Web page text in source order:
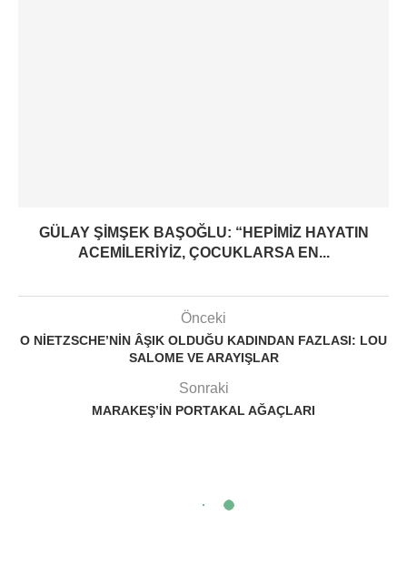
GÜLAY ŞIMŞEK BAŞOĞLU: “HEPIMIZ HAYATIN
ACEMILERIYIZ, ÇOCUKLARSA EN...
Önceki
O NIETZSCHE’NIN ÂŞIK OLDUĞU KADINDAN FAZLASI: LOU
SALOME VE ARAYIŞLAR
Sonraki
MARAKEŞ’IN PORTAKAL AĞAÇLARI